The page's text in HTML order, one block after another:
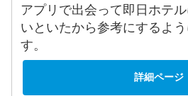
アプリで出会って即日ホテ
いといたから参考にするよ
す。
詳細ページ